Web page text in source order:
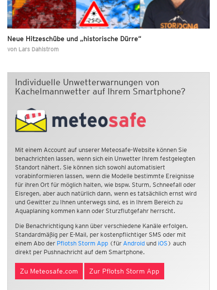
Neue Hitzeschübe und „historische Dürre“
von Lars Dahlstrom
Individuelle Unwetterwarnungen von
Kachelmannwetter auf Ihrem Smartphone?
Mit einem Account auf unserer Meteosafe-Website können Sie
benachrichten lassen, wenn sich ein Unwetter Ihrem festgelegten
Standort nähert. Sie können sich sowohl automatisiert
vorabinformieren lassen, wenn die Modelle bestimmte Ereignisse
für ihren Ort für möglich halten, wie bspw. Sturm, Schneefall oder
Eisregen, aber auch natürlich dann, wenn es tatsächlich ernst wird
und Gewitter zu Ihnen unterwegs sind, es in Ihrem Bereich zu
Aquaplaning kommen kann oder Sturzflutgefahr herrscht.
Die Benachrichtigung kann über verschiedene Kanäle erfolgen.
Standardmäßig per E-Mail, per kostenpflichtiger SMS oder mit
einem Abo der Pflotsh Storm App (für Android und iOS ) auch
direkt per Pushnachricht auf dem Smartphone.
Zu Meteosafe.com Zur Pflotsh Storm App